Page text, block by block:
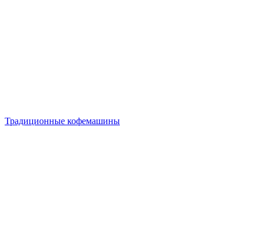
Традиционные кофемашины